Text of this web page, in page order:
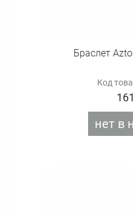
Браслет
Код
нет в